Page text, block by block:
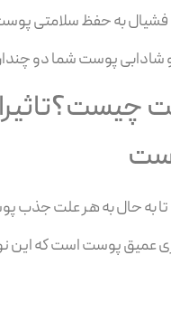
فشیال به حفظ سلامتی
پوست شما دو
تا به حال به هر علت جذب
عمیق پوست است که